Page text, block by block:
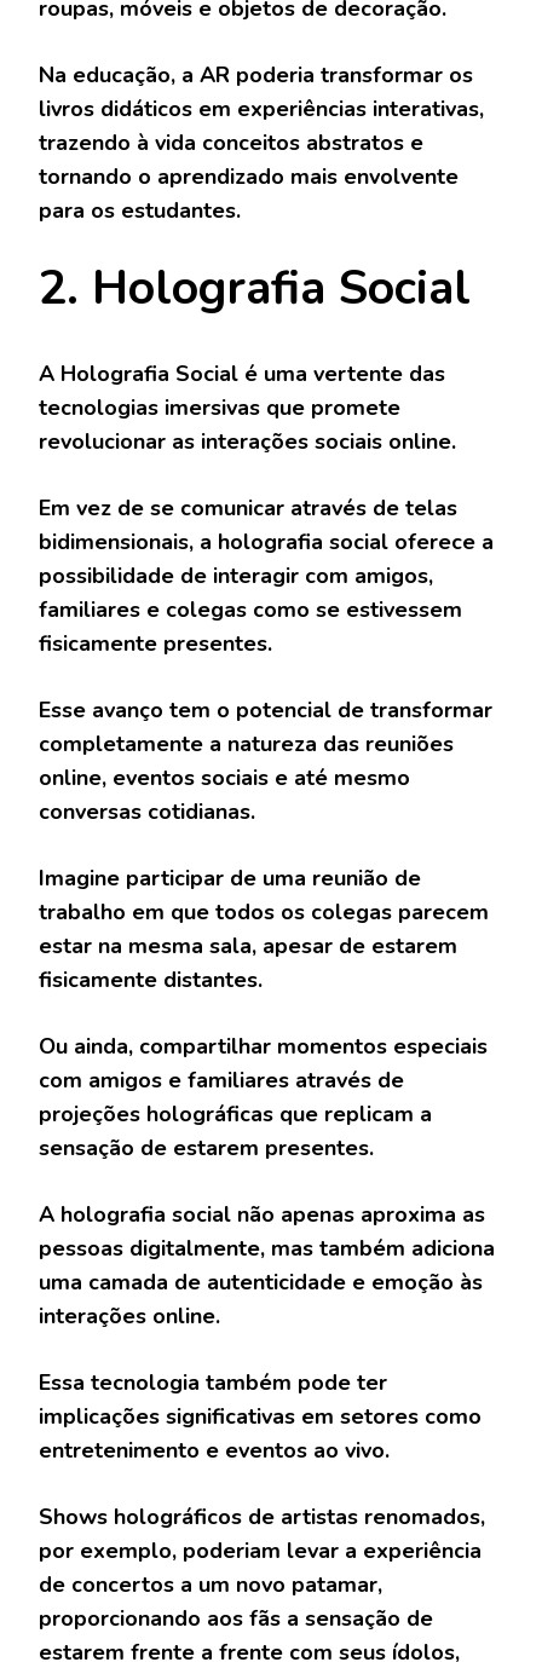
roupas, móveis e objetos de decoração.
Na educação, a AR poderia transformar os
livros didáticos em experiências interativas,
trazendo à vida conceitos abstratos e
tornando o aprendizado mais envolvente
para os estudantes.
2. Holografia Social
A Holografia Social é uma vertente das
tecnologias imersivas que promete
revolucionar as interações sociais online.
Em vez de se comunicar através de telas
bidimensionais, a holografia social oferece a
possibilidade de interagir com amigos,
familiares e colegas como se estivessem
fisicamente presentes.
Esse avanço tem o potencial de transformar
completamente a natureza das reuniões
online, eventos sociais e até mesmo
conversas cotidianas.
Imagine participar de uma reunião de
trabalho em que todos os colegas parecem
estar na mesma sala, apesar de estarem
fisicamente distantes.
Ou ainda, compartilhar momentos especiais
com amigos e familiares através de
projeções holográficas que replicam a
sensação de estarem presentes.
A holografia social não apenas aproxima as
pessoas digitalmente, mas também adiciona
uma camada de autenticidade e emoção às
interações online.
Essa tecnologia também pode ter
implicações significativas em setores como
entretenimento e eventos ao vivo.
Shows holográficos de artistas renomados,
por exemplo, poderiam levar a experiência
de concertos a um novo patamar,
proporcionando aos fãs a sensação de
estarem frente a frente com seus ídolos,